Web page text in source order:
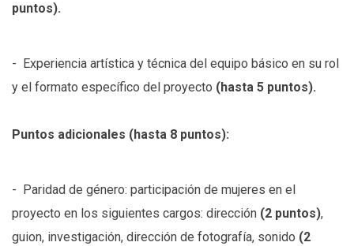
puntos).
- Experiencia artística y técnica del equipo básico en su rol
y el formato específico del proyecto (hasta 5 puntos).
Puntos adicionales (hasta 8 puntos):
- Paridad de género: participación de mujeres en el
proyecto en los siguientes cargos: dirección (2 puntos),
guion, investigación, dirección de fotografía, sonido (2